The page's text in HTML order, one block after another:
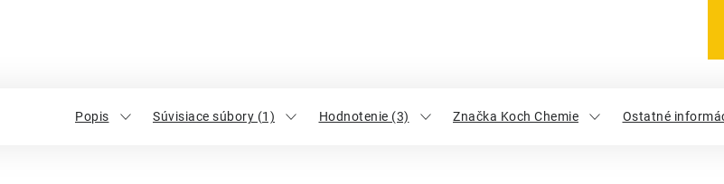
Popis Súvisiace súbory (1) Hodnotenie (3) Značka Koch Chemie Ostatné